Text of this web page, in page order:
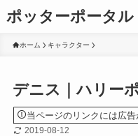
ポッターポータ
ホーム キャラクター
デニス｜ハリー
当ページのリンクには広告
2019-08-12